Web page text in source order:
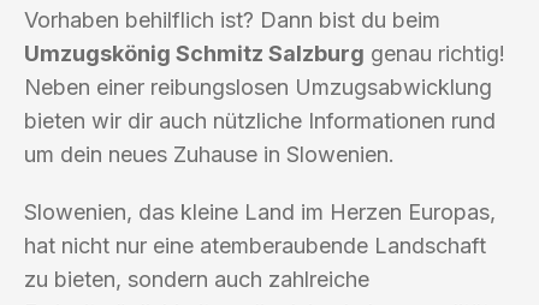
Vorhaben behilflich ist? Dann bist du beim
Umzugskönig Schmitz Salzburg genau richtig!
Neben einer reibungslosen Umzugsabwicklung
bieten wir dir auch nützliche Informationen rund
um dein neues Zuhause in Slowenien.
Slowenien, das kleine Land im Herzen Europas,
hat nicht nur eine atemberaubende Landschaft
zu bieten, sondern auch zahlreiche